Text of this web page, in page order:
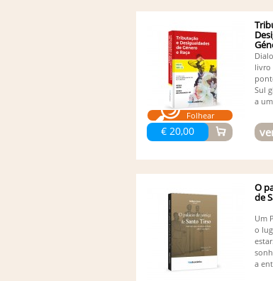
Folhear
€ 20,00
livro
Sul
a
O
de
Um
o
a